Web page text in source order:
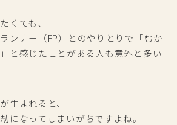
くても、
ンナー（FP）とのやりとりで「むか
と感じたことがある人も意外と多い
生まれると、
になってしまいがちですよね。